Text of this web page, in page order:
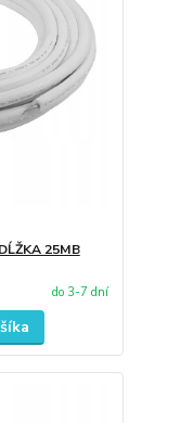
25MB
do 3-7 dní